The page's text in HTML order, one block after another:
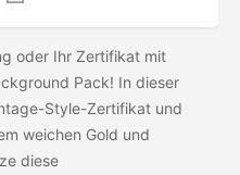
oder Ihr Zertifikat mit
Pack! In dieser
Style-Zertifikat und
weichen Gold und
diese